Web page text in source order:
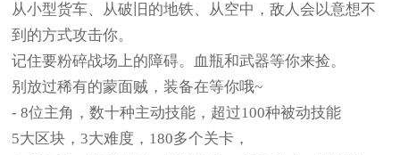
从小型货车、从破旧的地铁、从空中，敌人会以意想不
到的方式攻击你。
记住要粉碎战场上的障碍。血瓶和武器等你来捡。
别放过稀有的蒙面贼，装备在等你哦~
- 8位主角，数十种主动技能，超过100种被动技能
5大区块，3大难度，180多个关卡，